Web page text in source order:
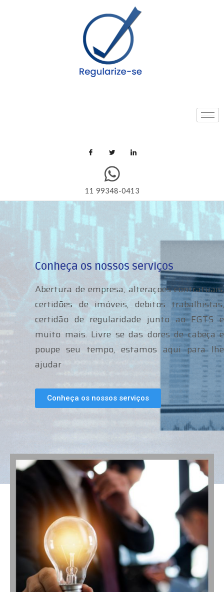
11 99348-0413
Conheça os nossos serviços
Abertura de empresa, alteraçoes contratuais,
certidões de imóveis, debitos trabalhistas,
certidão de regularidade junto ao FGTS e
muito mais. Livre se das dores de cabeça e
poupe seu tempo, estamos aqui para lhe
ajudar
Conheça os nossos serviços